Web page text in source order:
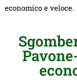
economico e veloce.